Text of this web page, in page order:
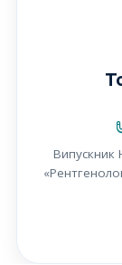
Випускник